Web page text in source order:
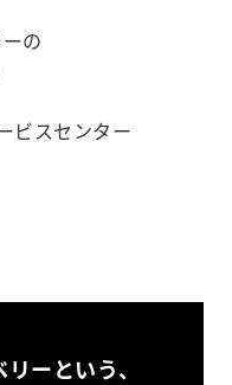
の
ビスセンター
ーという、